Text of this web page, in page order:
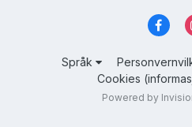
Språk
Cookies
Powered by